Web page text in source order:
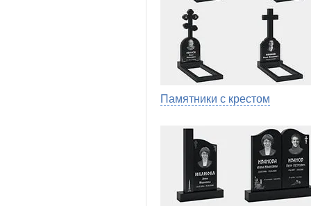
Памятники с крестом